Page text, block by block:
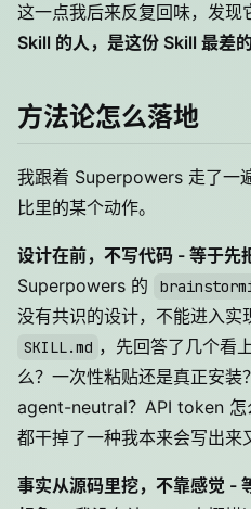
这一点我后来反复回味，发现
Skill 的人，是这份 Skill 最差
方法论怎么落地
我跟着 Superpowers 走了一
比里的某个动作。
设计在前，不写代码 - 等于先
Superpowers 的
没有共识的设计，不能进入实
SKILL.md ，先回答了几个看
么？一次性粘贴还是真正安
agent-neutral？API token 怎
都干掉了一种我本来会写出来
事实从源码里挖，不靠感觉 -